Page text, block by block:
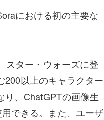
における初の主要な
スター・ウォーズに登
200以上のキャラクター
り、ChatGPTの画像生
できる。また、ユーザ